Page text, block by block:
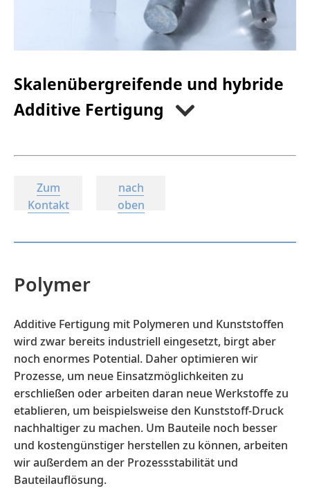
Skalenübergreifende und hybride
Additive Fertigung
Zum
Kontakt
nach
oben
Polymer
Additive Fertigung mit Polymeren und Kunststoffen
wird zwar bereits industriell eingesetzt, birgt aber
noch enormes Potential. Daher optimieren wir
Prozesse, um neue Einsatzmöglichkeiten zu
erschließen oder arbeiten daran neue Werkstoffe zu
etablieren, um beispielsweise den Kunststoff-Druck
nachhaltiger zu machen. Um Bauteile noch besser
und kostengünstiger herstellen zu können, arbeiten
wir außerdem an der Prozessstabilität und
Bauteilauflösung.